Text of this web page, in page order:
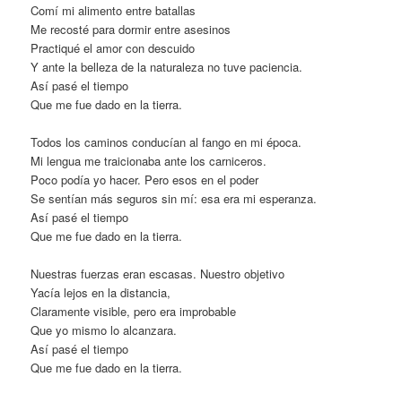
Comí mi alimento entre batallas
Me recosté para dormir entre asesinos
Practiqué el amor con descuido
Y ante la belleza de la naturaleza no tuve paciencia.
Así pasé el tiempo
Que me fue dado en la tierra.
Todos los caminos conducían al fango en mi época.
Mi lengua me traicionaba ante los carniceros.
Poco podía yo hacer. Pero esos en el poder
Se sentían más seguros sin mí: esa era mi esperanza.
Así pasé el tiempo
Que me fue dado en la tierra.
Nuestras fuerzas eran escasas. Nuestro objetivo
Yacía lejos en la distancia,
Claramente visible, pero era improbable
Que yo mismo lo alcanzara.
Así pasé el tiempo
Que me fue dado en la tierra.